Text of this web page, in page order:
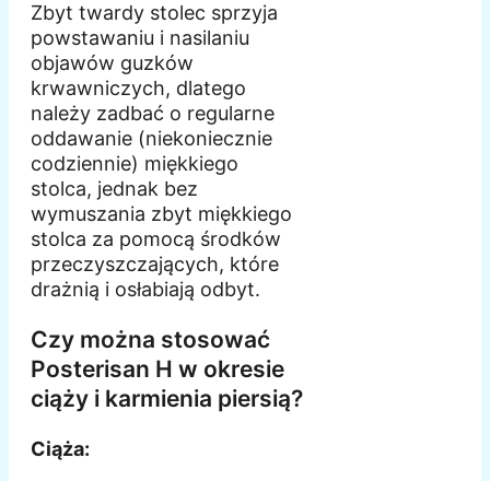
Zbyt twardy stolec sprzyja
powstawaniu i nasilaniu
objawów guzków
krwawniczych, dlatego
należy zadbać o regularne
oddawanie (niekoniecznie
codziennie) miękkiego
stolca, jednak bez
wymuszania zbyt miękkiego
stolca za pomocą środków
przeczyszczających, które
drażnią i osłabiają odbyt.
Czy można stosować
Posterisan H w okresie
ciąży i karmienia piersią?
Ciąża: